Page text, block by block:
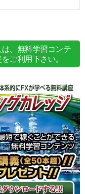
、無料学習コンテ
をご利用下さい。